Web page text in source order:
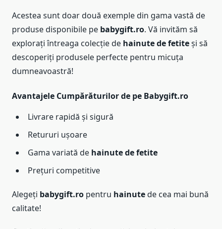
Acestea sunt doar două exemple din gama vastă de
produse disponibile pe babygift.ro. Vă invităm să
explorați întreaga colecție de hainute de fetiteși să
descoperiți produsele perfecte pentru micuța
dumneavoastră!
Avantajele Cumpărăturilor de pe Babygift.ro
Livrare rapidă și sigură
Retururi ușoare
Gama variată de hainute de fetite
Prețuri competitive
Alegeți babygift.ro pentru hainutede cea mai bună
calitate!